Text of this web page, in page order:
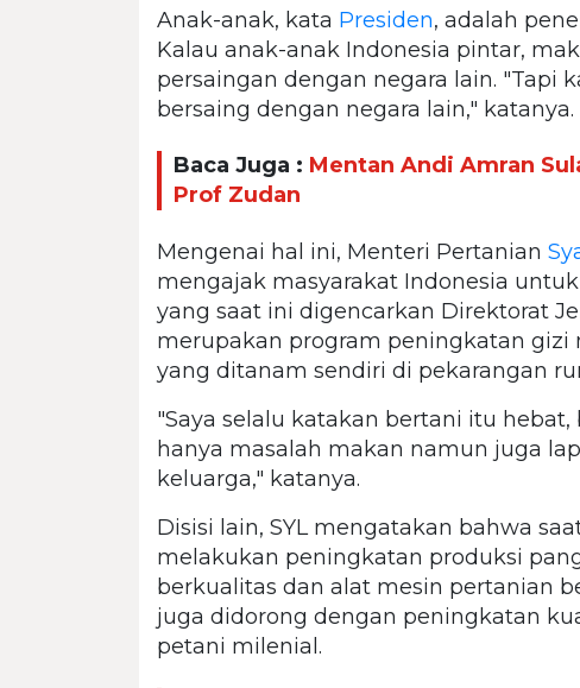
Anak-anak, kata Presiden, adalah
Kalau anak-anak Indonesia pintar,
persaingan dengan negara lain. "Tapi
bersaing dengan negara lain," katanya.
Baca Juga : Mentan Andi Amran
Prof Zudan
Mengenai hal ini, Menteri Pertanian
mengajak masyarakat Indonesia
yang saat ini digencarkan Direktorat
merupakan program peningkatan gizi
yang ditanam sendiri di pekarangan
"Saya selalu katakan bertani itu
hanya masalah makan namun juga
keluarga," katanya.
Disisi lain, SYL mengatakan bahwa
melakukan peningkatan produksi
berkualitas dan alat mesin pertanian
juga didorong dengan peningkatan
petani milenial.